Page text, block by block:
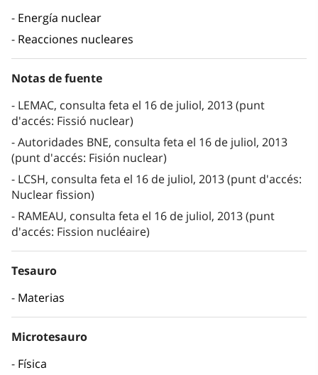
Energía nuclear
Reacciones nucleares
Notas de fuente
LEMAC, consulta feta el 16 de juliol, 2013 (punt
d'accés: Fissió nuclear)
Autoridades BNE, consulta feta el 16 de juliol, 2013
(punt d'accés: Fisión nuclear)
LCSH, consulta feta el 16 de juliol, 2013 (punt d'accés:
Nuclear fission)
RAMEAU, consulta feta el 16 de juliol, 2013 (punt
d'accés: Fission nucléaire)
Tesauro
Materias
Microtesauro
Física